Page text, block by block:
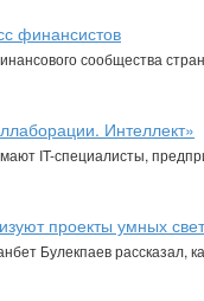
финансистов
сообщества
Интеллект»
IT-специалисты,
проекты умных
Булекпаев рассказал,